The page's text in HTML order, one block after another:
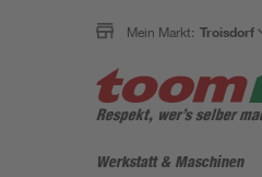
Mein Markt: Troisdorf
Werkstatt & Maschinen